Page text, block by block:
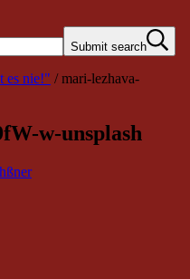
Submit search
es nie!" /mari-lezhava-
w-unsplash